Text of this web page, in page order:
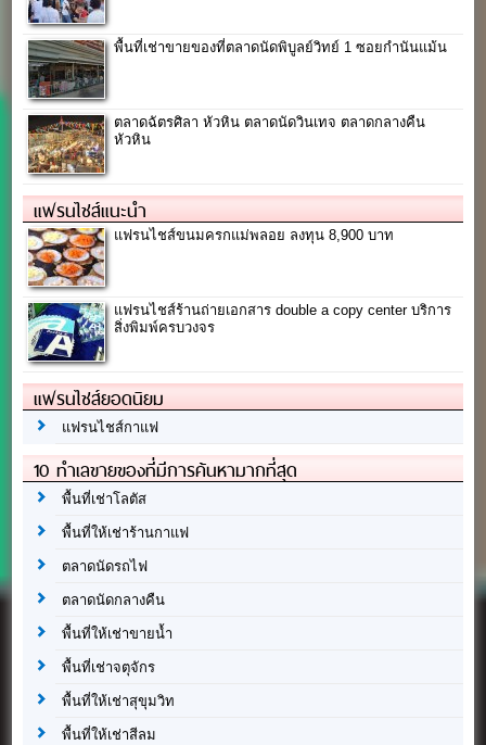
พื้นที่เช่าขายของที่ตลาดนัดพิบูลย์วิทย์ 1 ซอยกำนันแม้น
ตลาดฉัตรศิลา หัวหิน ตลาดนัดวินเทจ ตลาดกลางคืน
หัวหิน
แฟรนไชส์แนะนำ
แฟรนไชส์ขนมครกแม่พลอย ลงทุน 8,900 บาท
แฟรนไชส์ร้านถ่ายเอกสาร double a copy center บริการ
สิ่งพิมพ์ครบวงจร
แฟรนไชส์ยอดนิยม
แฟรนไชส์กาแฟ
10 ทำเลขายของที่มีการค้นหามากที่สุด
พื้นที่เช่าโลตัส
พื้นที่ให้เช่าร้านกาแฟ
ตลาดนัดรถไฟ
ตลาดนัดกลางคืน
พื้นที่ให้เช่าขายน้ำ
พื้นที่เช่าจตุจักร
พื้นที่ให้เช่าสุขุมวิท
พื้นที่ให้เช่าสีลม